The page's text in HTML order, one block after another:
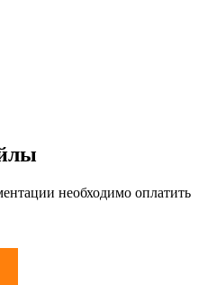
необходимо оплатить